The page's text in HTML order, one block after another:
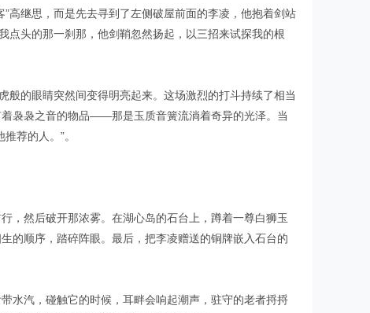
高继思，而是先去寻到了左侧破屋前面的李凌，他抱着剑站
点头的那一刹那，他剑鞘忽然扬起，以三招来试探我的根
般的眼睛突然间变得明亮起来。这场激烈的打斗持续了相当
袅袅之音的物品——那是玉质音簧流淌着奇异的光泽。当
荐的人。”。
，然后破开那浓雾。在湖心岛的石台上，蹲着一尊白狮玉
的顺序，踏碎阵眼。最后，把李凌赠送的铜牌嵌入石台的
水汽，碰触它的时候，耳畔会响起潮声，驻守的老者捋捋